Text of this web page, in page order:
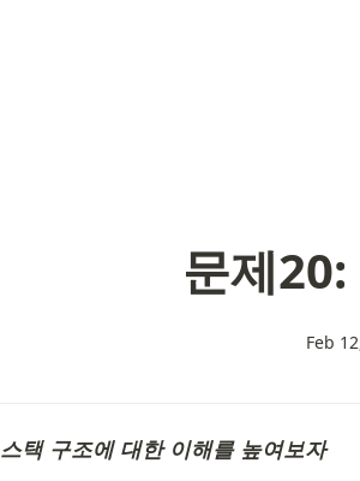
문제
Feb
스택 구조에 대한 이해를 높여보자